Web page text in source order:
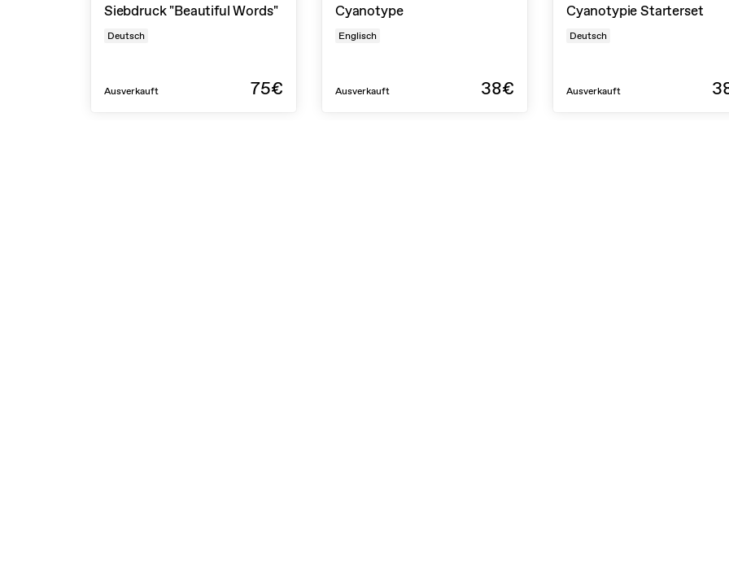
Siebdruck "Beautiful Words"
Deutsch
Ausverkauft 75€
Cyanotype
Englisch
Ausverkauft 38€
Cyanotypie Starterset
Deutsch
Ausverkauft